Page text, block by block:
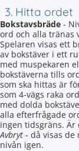
3. Hitta ordet
Bokstavsbräde -
ord och alla tränas
Spelaren visas ett
av bokstäver i ett
med muspekaren
bokstäverna tills
som ska hittas är
som 4-vägs raka
med dolda
alla efterfrågade
ingen tidsgräns.
Avbryt - då visas de
nivån igen.